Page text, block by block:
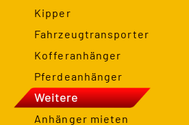
Kipper
Fahrzeugtransporter
Kofferanhänger
Pferdeanhänger
Weitere
Anhänger mieten